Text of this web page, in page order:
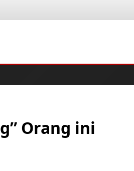
Orang ini